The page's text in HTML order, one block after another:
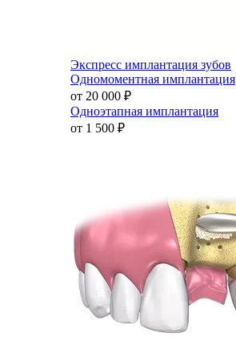
Экспресс имплантация зубов
Одномоментная имплантация
от 20 000 ₽
Одноэтапная имплантация
от 1 500 ₽